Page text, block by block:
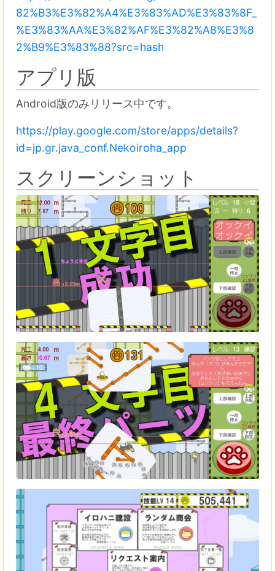
82%B3%E3%82%A4%E3%83%AD%E3%83%8F_
%E3%83%AA%E3%82%AF%E3%82%A8%E3%8
2%B9%E3%83%88?src=hash
アプリ版
Android版のみリリース中です。
https://play.google.com/store/apps/details?
id=jp.gr.java_conf.Nekoiroha_app
スクリーンショット